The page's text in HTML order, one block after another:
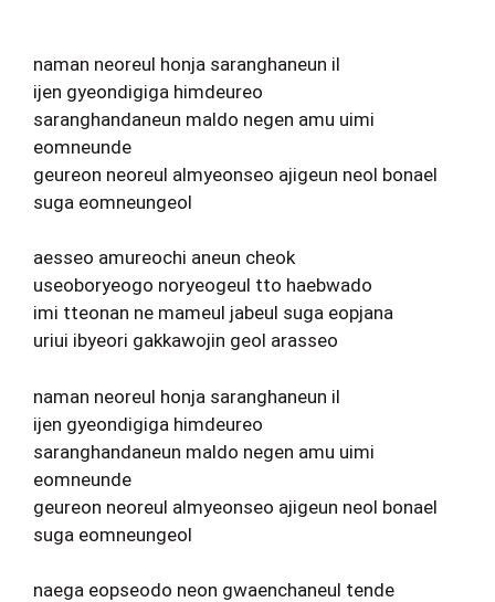
naman neoreul honja saranghaneun il
ijen gyeondigiga himdeureo
saranghandaneun maldo negen amu uimi
eomneunde
geureon neoreul almyeonseo ajigeun neol bonael
suga eomneungeol
aesseo amureochi aneun cheok
useoboryeogo noryeogeul tto haebwado
imi tteonan ne mameul jabeul suga eopjana
uriui ibyeori gakkawojin geol arasseo
naman neoreul honja saranghaneun il
ijen gyeondigiga himdeureo
saranghandaneun maldo negen amu uimi
eomneunde
geureon neoreul almyeonseo ajigeun neol bonael
suga eomneungeol
naega eopseodo neon gwaenchaneul tende